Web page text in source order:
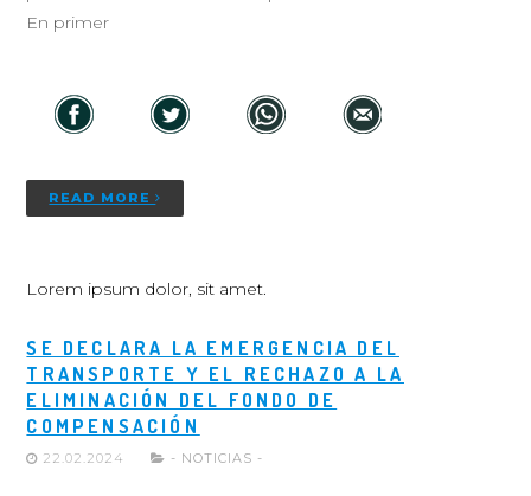
En primer
READ MORE
Lorem ipsum dolor, sit amet.
SE DECLARA LA EMERGENCIA DEL
TRANSPORTE Y EL RECHAZO A LA
ELIMINACIÓN DEL FONDO DE
COMPENSACIÓN
22.02.2024 - NOTICIAS -